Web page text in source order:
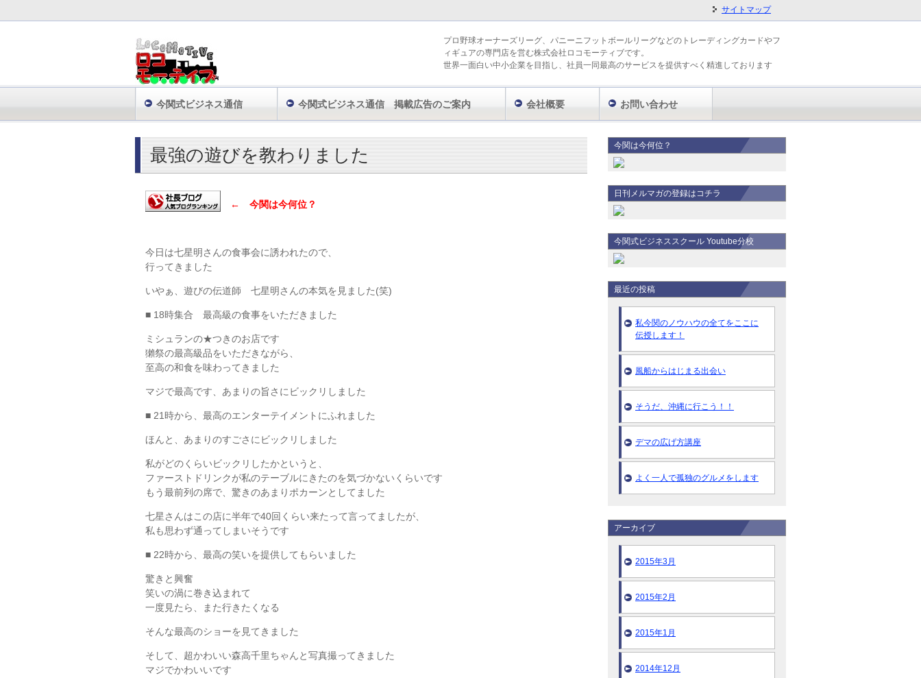
最強の遊びを教わりました
← 今関は今何位？
今日は七星明さんの食事会に誘われたので、
行ってきました
いやぁ、遊びの伝道師 七星明さんの本気を見ました(笑)
■ 18時集合 最高級の食事をいただきました
ミシュランの★つきのお店です
獺祭の最高級品をいただきながら、
至高の和食を味わってきました
マジで最高です、あまりの旨さにビックリしました
■ 21時から、最高のエンターテイメントにふれました
ほんと、あまりのすごさにビックリしました
私がどのくらいビックリしたかというと、
ファーストドリンクが私のテーブルにきたのを気づかないくらいです
もう最前列の席で、驚きのあまりポカーンとしてました
七星さんはこの店に半年で40回くらい来たって言ってましたが、
私も思わず通ってしまいそうです
■ 22時から、最高の笑いを提供してもらいました
驚きと興奮
笑いの渦に巻き込まれて
一度見たら、また行きたくなる
そんな最高のショーを見てきました
そして、超かわいい森高千里ちゃんと写真撮ってきました
マジでかわいいです
今関は今何位？
日刊メルマガの登録はコチラ
今関式ビジネススクール Youtube分校
最近の投稿
私今関のノウハウの全てをここに
伝授します！
風船からはじまる出会い
そうだ、沖縄に行こう！！
デマの広げ方講座
よく一人で孤独のグルメをします
アーカイブ
2015年3月
2015年2月
2015年1月
2014年12月
サイトマップ
プロ野球オーナーズリーグ、パニーニフットボールリーグなどのトレーディングカードやフ
ィギュアの専門店を営む株式会社ロコモーティブです。
世界一面白い中小企業を目指し、社員一同最高のサービスを提供すべく精進しております
今関式ビジネス通信 今関式ビジネス通信 掲載広告のご案内 会社概要 お問い合わせ